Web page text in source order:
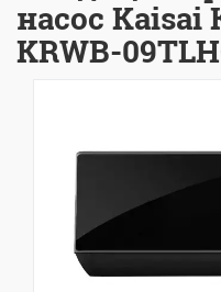
насос Kaisai
KRWB-